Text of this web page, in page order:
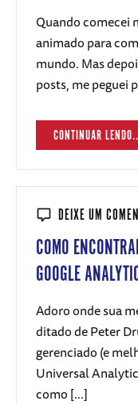
Quando comecei
animado para
mundo. Mas
posts, me peguei
CONTINUAR
DEIXE UM
COMO
GOOGLE
Adoro onde sua
ditado de Peter
gerenciado (e
Universal
como [...]